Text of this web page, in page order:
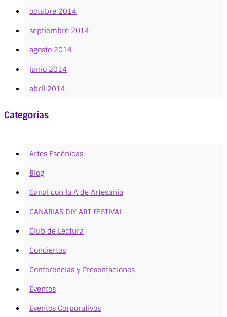
octubre 2014
septiembre 2014
agosto 2014
junio 2014
abril 2014
Categorías
Artes Escénicas
Blog
Canal con la A de Artesanía
CANARIAS DIY ART FESTIVAL
Club de Lectura
Conciertos
Conferencias y Presentaciones
Eventos
Eventos Corporativos